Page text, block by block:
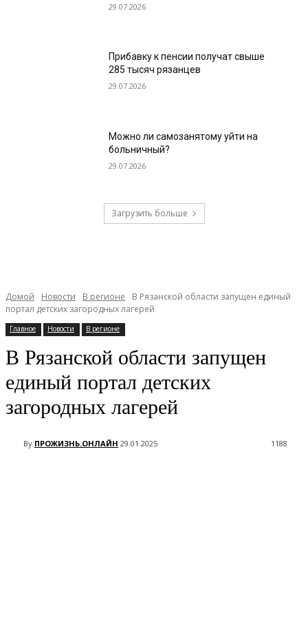
29.07.2026
Прибавку к пенсии получат свыше
285 тысяч рязанцев
29.07.2026
Можно ли самозанятому уйти на
больничный?
29.07.2026
Загрузить больше